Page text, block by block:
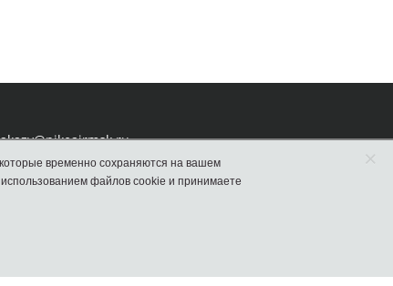
временно сохраняются на вашем
файлов cookie и принимаете
×